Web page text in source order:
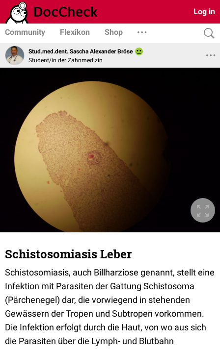
Log in
Community Flexikon Shop
Stud.med.dent. Sascha Alexander Bröse
Student/in der Zahnmedizin
Schistosomiasis Leber
Schistosomiasis, auch Billharziose genannt, stellt eine
Infektion mit Parasiten der Gattung Schistosoma
(Pärchenegel) dar, die vorwiegend in stehenden
Gewässern der Tropen und Subtropen vorkommen.
Die Infektion erfolgt durch die Haut, von wo aus sich
die Parasiten über die Lymph- und Blutbahn